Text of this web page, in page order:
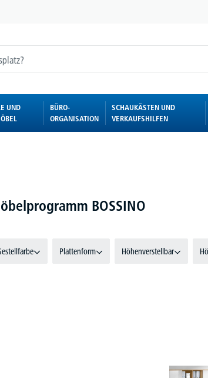
UND
BÜRO-
ORGANISATION
SCHAUKÄSTEN UND
VERKAUFSHILFEN
BOSSINO
Plattenform Höhenverstellbar